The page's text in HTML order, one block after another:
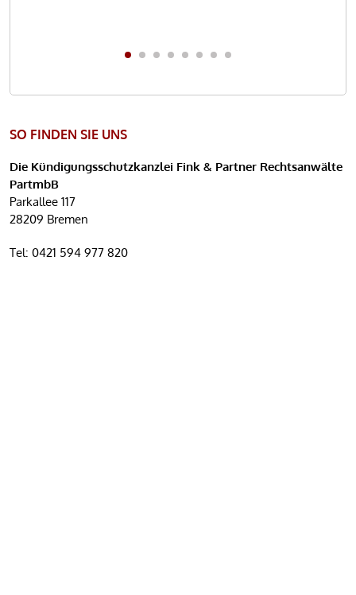
SO FINDEN SIE UNS
Die Kündigungsschutzkanzlei Fink & Partner Rechtsanwälte
PartmbB
Parkallee 117
28209 Bremen
Tel: 0421 594 977 820